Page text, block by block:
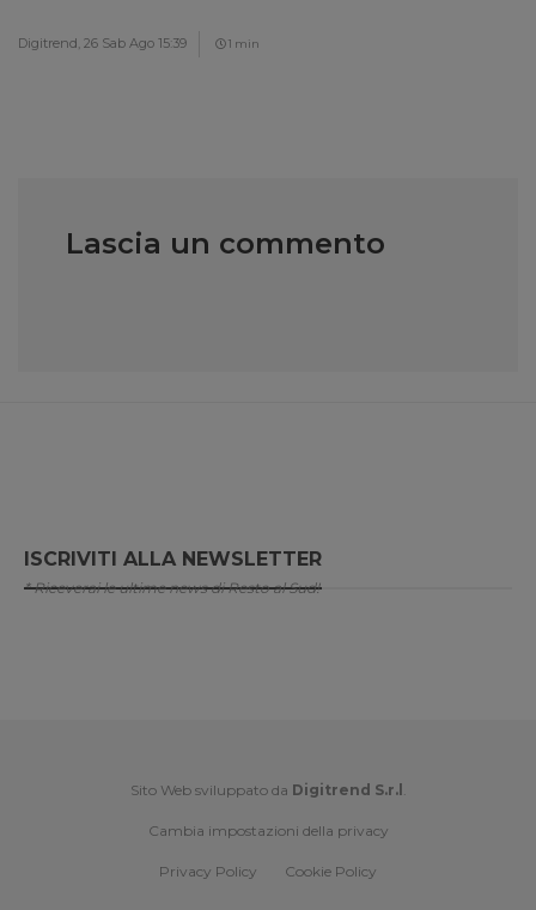
Digitrend, 26 Sab Ago 15:39 1 min
Lascia un commento
ISCRIVITI ALLA NEWSLETTER
* Riceverai le ultime news di Resto al Sud!
Sito Web sviluppato da Digitrend S.r.l .
Cambia impostazioni della privacy
Privacy Policy Cookie Policy